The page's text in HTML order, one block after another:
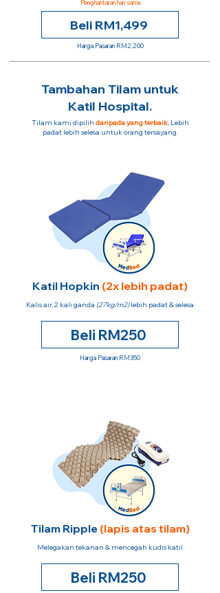
Penghantaran hari sama
Beli RM1,499
Harga Pasaran RM2,200
Tambahan Tilam untuk
Katil Hospital.
Tilam kami dipilih daripada yang terbaik.Lebih
padat lebih selesa untuk orang tersayang.
Katil Hopkin (2x lebih padat)
Kalis air, 2 kali ganda (27kg/m2)lebih padat & selesa
Beli RM250
Harga Pasaran RM350
Tilam Ripple (lapis atas tilam)
Melegakan tekanan & mencegah kudis katil
Beli RM250